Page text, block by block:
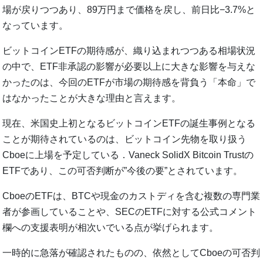
場が戻りつつあり、89万円まで価格を戻し、前日比−3.7%と
なっています。
ビットコインETFの期待感が、織り込まれつつある相場状況
の中で、ETF非承認の影響が必要以上に大きな影響を与えな
かったのは、今回のETFが市場の期待感を背負う「本命」で
はなかったことが大きな理由と言えます。
現在、米国史上初となるビットコインETFの誕生事例となる
ことが期待されているのは、ビットコイン先物を取り扱う
Cboeに上場を予定している．Vaneck SolidX Bitcoin Trustの
ETFであり、この可否判断が”今後の要”とされています。
CboeのETFは、BTCや現金のカストディを含む複数の専門業
者が参画していることや、SECのETFに対する公式コメント
欄への支援表明が相次いでいる点が挙げられます。
一時的に急落が確認されたものの、依然としてCboeの可否判